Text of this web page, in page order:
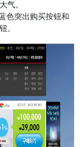
气。
色突出购买按钮和
。